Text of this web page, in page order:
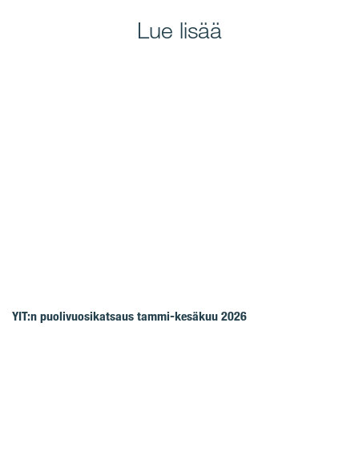
Lue lisää
YIT:n puolivuosikatsaus tammi-kesäkuu 2026